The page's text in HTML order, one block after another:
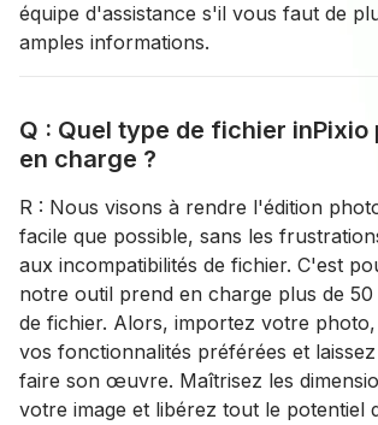
équipe d'assistance s'il vous faut de
amples informations.
Q : Quel type de fichier inPixio
en charge ?
R : Nous visons à rendre l'édition
facile que possible, sans les
aux incompatibilités de fichier. C'est
notre outil prend en charge plus de
de fichier. Alors, importez votre photo,
vos fonctionnalités préférées et
faire son œuvre. Maîtrisez les
votre image et libérez tout le potentiel